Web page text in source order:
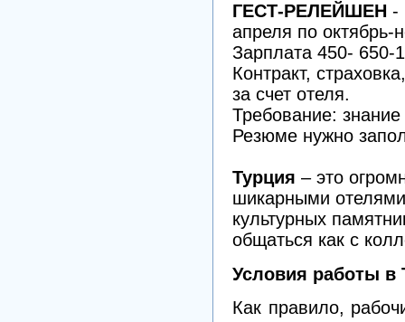
ГЕСТ-РЕЛЕЙШЕН -
апреля по октябрь-
Зарплата 450- 650-
Контракт,
за счет отеля.
Требование:
Резюме нужно
Турция – это
шикарными
культурных
общаться как с
Условия работы в
Как правило,